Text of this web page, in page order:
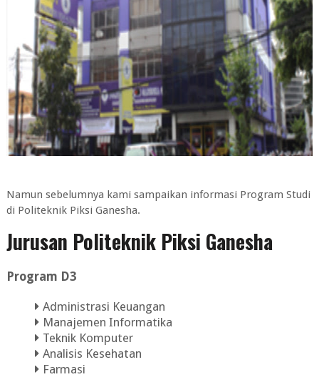
Namun sebelumnya kami sampaikan informasi Program Studi
di Politeknik Piksi Ganesha.
Jurusan Politeknik Piksi Ganesha
Program D3
Administrasi Keuangan
Manajemen Informatika
Teknik Komputer
Analisis Kesehatan
Farmasi